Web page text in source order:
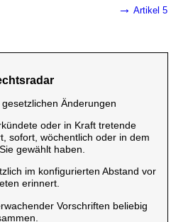
→ Artikel 5
Änderungen
oder in Kraft tretende
sofort, wöchentlich oder in dem
gewählt haben.
im konfigurierten Abstand vor
erinnert.
Vorschriften beliebig